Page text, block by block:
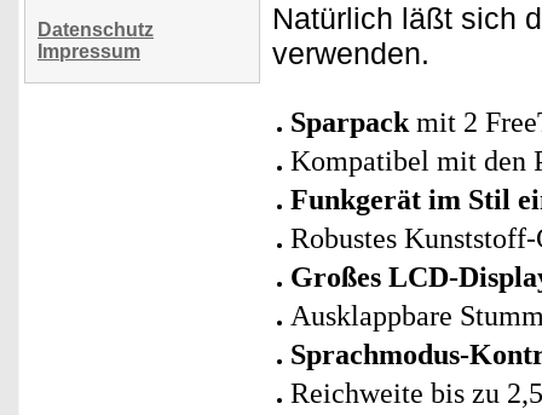
Datenschutz
Impressum
Natürlich läßt sich
verwenden.
Sparpack mit 2
Kompatibel mit den
Funkgerät im Stil
Robustes
Großes LCD-
Ausklappbare
Sprachmodus-
Reichweite bis zu